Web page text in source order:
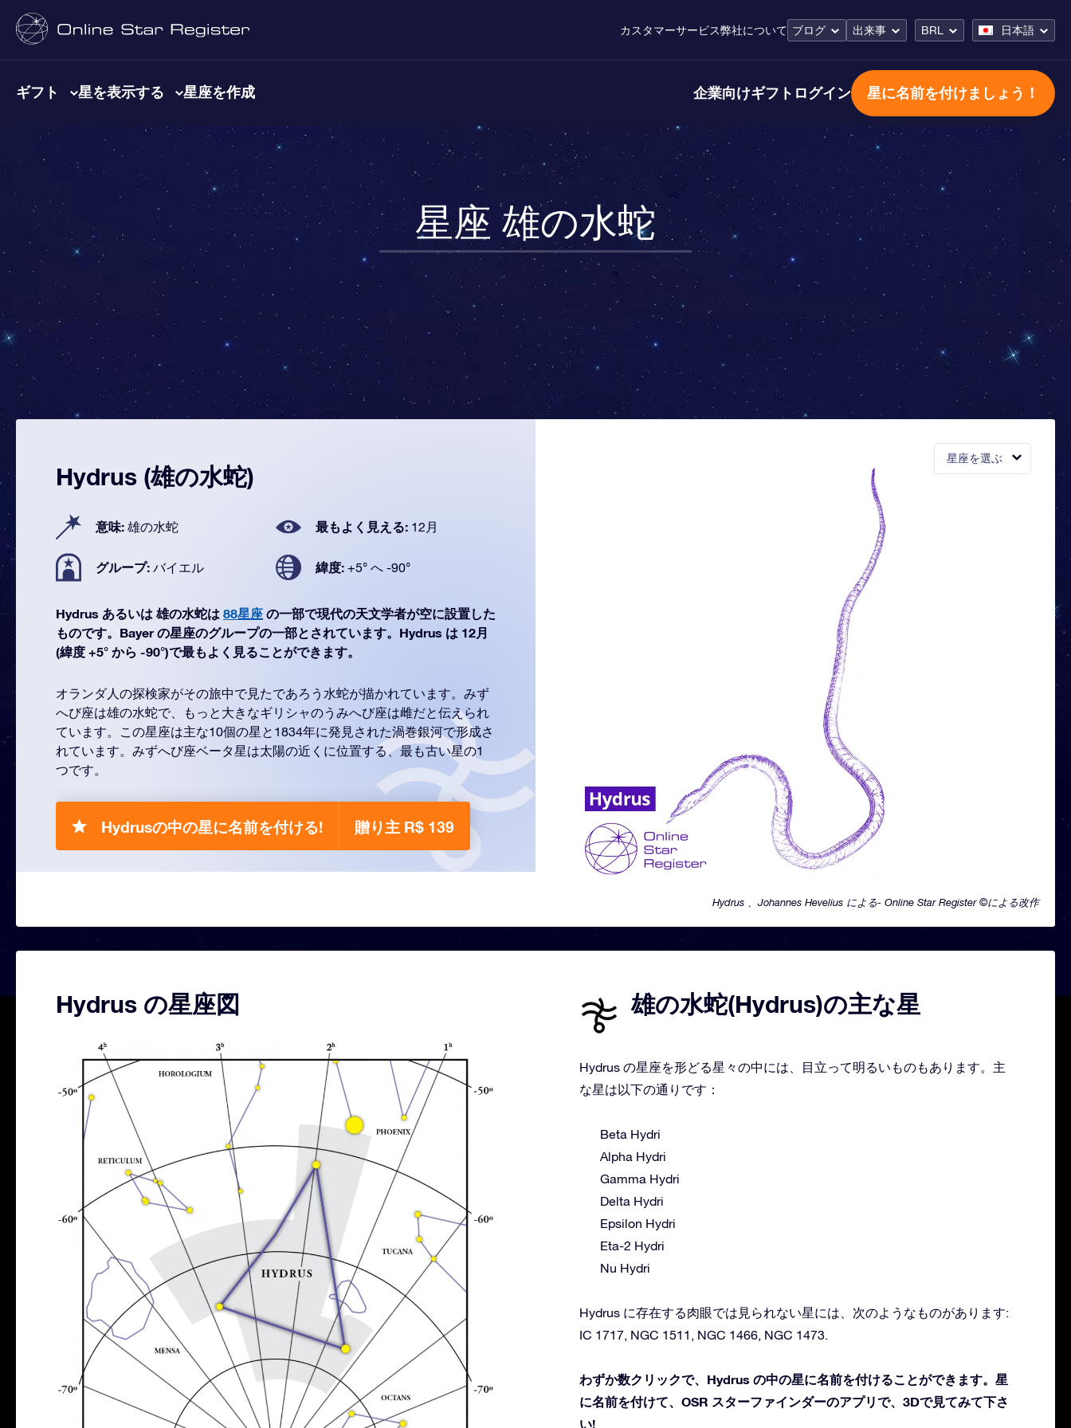
カスタマーサービス弊社について ブログ 出来事 BRL 日本語
ギフト 星を表示する 星座を作成 企業向けギフト ログイン 星に名前を付けましょう！
星座 雄の水蛇
星座を選ぶ
Hydrus 、Johannes Hevelius による- Online Star Register ©による改作
Hydrus (雄の水蛇)
意味: 雄の水蛇 最もよく見える: 12月
グループ: バイエル 緯度: +5° へ -90°
Hydrus あるいは 雄の水蛇は 88星座 の一部で現代の天文学者が空に設置した
ものです。Bayer の星座のグループの一部とされています。Hydrus は 12月
(緯度 +5° から -90°)で最もよく見ることができます。
オランダ人の探検家がその旅中で見たであろう水蛇が描かれています。みず
へび座は雄の水蛇で、もっと大きなギリシャのうみへび座は雌だと伝えられ
ています。この星座は主な10個の星と1834年に発見された渦巻銀河で形成さ
れています。みずへび座ベータ星は太陽の近くに位置する、最も古い星の1
つです。
Hydrusの中の星に名前を付ける! 贈り主 R$ 139
Hydrus の星座図 雄の水蛇(Hydrus)の主な星
Hydrus の星座を形どる星々の中には、目立って明るいものもあります。主
な星は以下の通りです：
Beta Hydri
Alpha Hydri
Gamma Hydri
Delta Hydri
Epsilon Hydri
Eta-2 Hydri
Nu Hydri
Hydrus に存在する肉眼では見られない星には、次のようなものがあります:
IC 1717, NGC 1511, NGC 1466, NGC 1473.
わずか数クリックで、Hydrus の中の星に名前を付けることができます。星
に名前を付けて、OSR スターファインダーのアプリで、3Dで見てみて下さ
い!